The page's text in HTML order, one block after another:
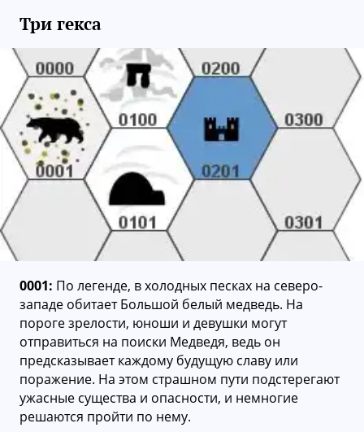
Три гекса
0001: По легенде, в холодных песках на северо-
западе обитает Большой белый медведь. На
пороге зрелости, юноши и девушки могут
отправиться на поиски Медведя, ведь он
предсказывает каждому будущую славу или
поражение. На этом страшном пути подстерегают
ужасные существа и опасности, и немногие
решаются пройти по нему.